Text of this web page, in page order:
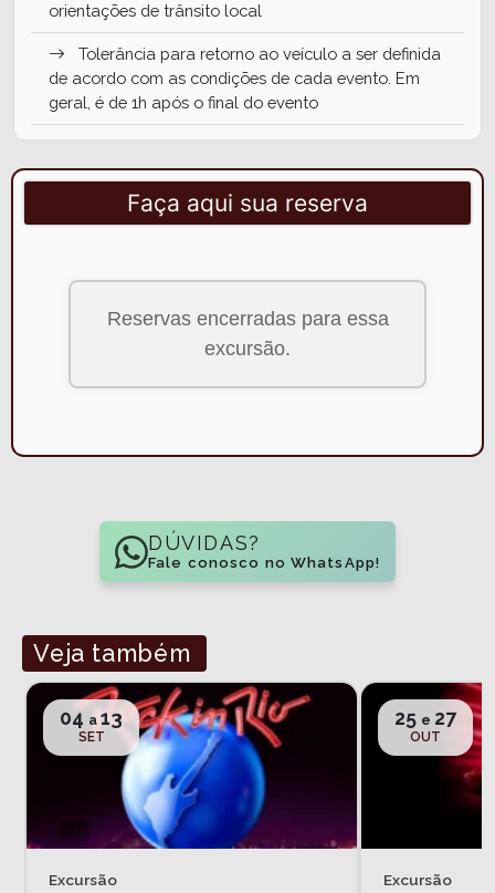
orientações de trânsito local
Tolerância para retorno ao veículo a ser definida
de acordo com as condições de cada evento. Em
geral, é de 1h após o final do evento
Incluso monitoria e água a bordo
Faça aqui sua reserva
Reservas encerradas para essa
excursão.
DÚVIDAS?
Fale conosco no WhatsApp!
Veja também
04 a 13
SET
Excursão
25 e 27
OUT
Excursão